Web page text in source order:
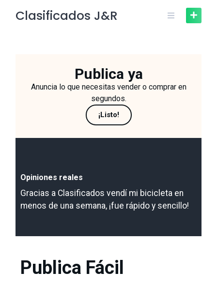
Clasificados J&R
Publica ya
Anuncia lo que necesitas vender o comprar en
segundos.
¡Listo!
Opiniones reales
Gracias a Clasificados vendí mi bicicleta en
menos de una semana, ¡fue rápido y sencillo!
Publica Fácil